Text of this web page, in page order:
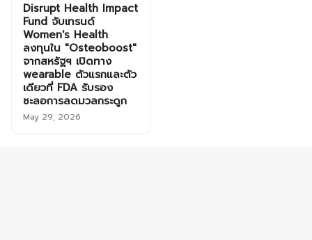
Disrupt Health Impact
Fund จับเทรนด์
Women's Health
ลงทุนใน "Osteoboost"
จากสหรัฐฯ เปิดทาง
wearable ตัวแรกและตัว
เดียวที่ FDA รับรอง
ชะลอการลดมวลกระดูก
May 29, 2026